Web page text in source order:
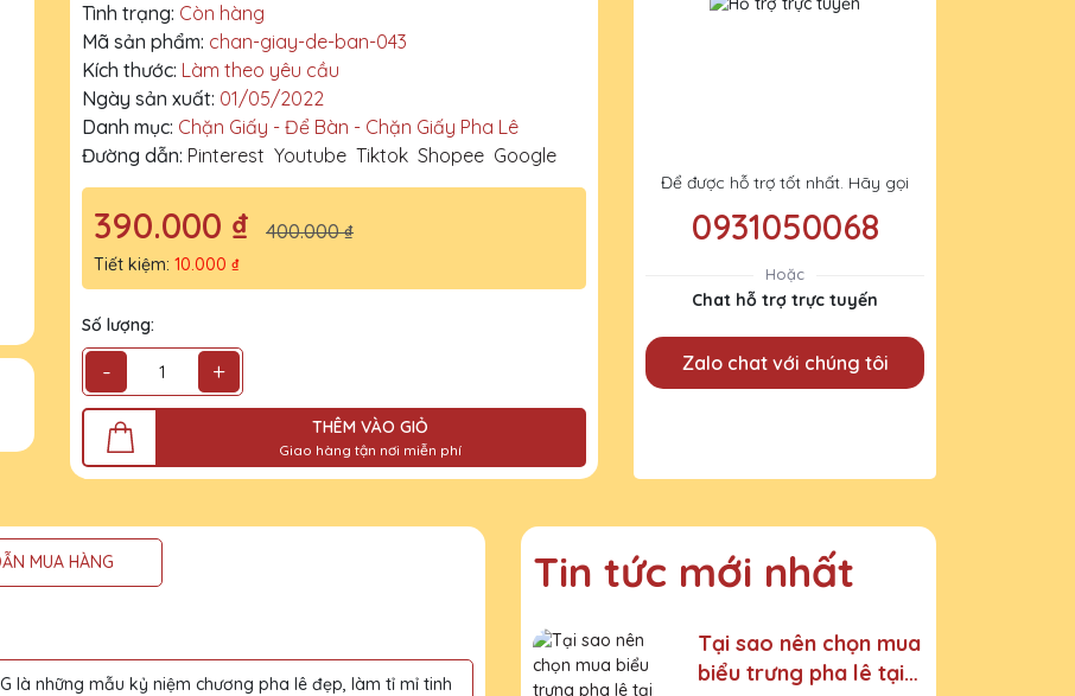
Tình trạng: Còn hàng
Mã sản phẩm: chan-giay-de-ban-043
Kích thước: Làm theo yêu cầu
Ngày sản xuất: 01/05/2022
Danh mục: Chặn Giấy - Để Bàn - Chặn Giấy Pha Lê
Đường dẫn: Pinterest Youtube Tiktok Shopee Google
390.000 ₫ 400.000 ₫
Tiết kiệm: 10.000 ₫
Số lượng:
- +
THÊM VÀO GIỎ
Giao hàng tận nơi miễn phí
Để được hỗ trợ tốt nhất. Hãy gọi
0931050068
Hoặc
Chat hỗ trợ trực tuyến
Zalo chat với chúng tôi
MUA HÀNG
là những mẫu kỷ niệm chương pha lê đẹp, làm tỉ mỉ tinh
Tin tức mới nhất
Tại sao nên chọn mua
biểu trưng pha lê tại